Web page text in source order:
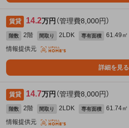
賃貸 14.2万円 （管理費8,000円）
階数 2階 間取り 2LDK 専有面積 61.49㎡
情報提供元
詳細を見る
賃貸 14.7万円 （管理費8,000円）
階数 2階 間取り 2LDK 専有面積 61.74㎡
情報提供元